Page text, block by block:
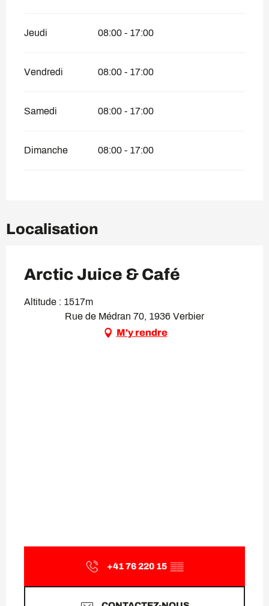
Jeudi 08:00 - 17:00
Vendredi 08:00 - 17:00
Samedi 08:00 - 17:00
Dimanche 08:00 - 17:00
Localisation
Arctic Juice & Café
Altitude : 1517m
Rue de Médran 70, 1936 Verbier
M'y rendre
+41 76 220 15 ▒▒